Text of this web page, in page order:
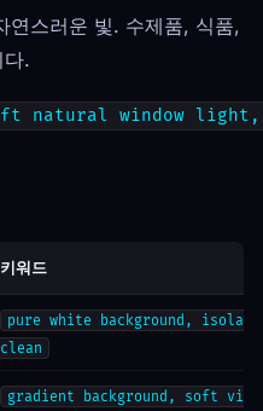
연스러운 빛. 수제품, 식품,
다.
natural window
키워드
pure white background,
clean
gradient background, soft